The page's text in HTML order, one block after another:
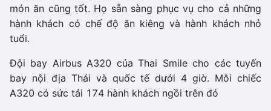
món ăn cũng tốt. Họ sẵn sàng phục vụ cho cả những
hành khách có chế độ ăn kiêng và hành khách nhỏ
tuổi.
Đội bay Airbus A320 của Thai Smile cho các tuyến
bay nội địa Thái và quốc tế dưới 4 giờ. Mỗi chiếc
A320 có sức tải 174 hành khách ngồi trên đó